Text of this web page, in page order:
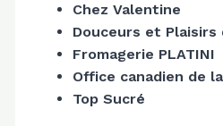
Chez Valentine
Douceurs et Plaisirs
Fromagerie PLATINI
Office canadien de
Top Sucré